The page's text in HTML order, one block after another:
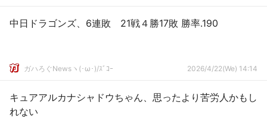
中日ドラゴンズ、6連敗 21戦４勝17敗 勝率.190
ガハろぐNewsヽ(･ω･)/ｽﾞｺｰ 2026/4/22(We) 14:14
キュアアルカナシャドウちゃん、思ったより苦労人かもし
れない